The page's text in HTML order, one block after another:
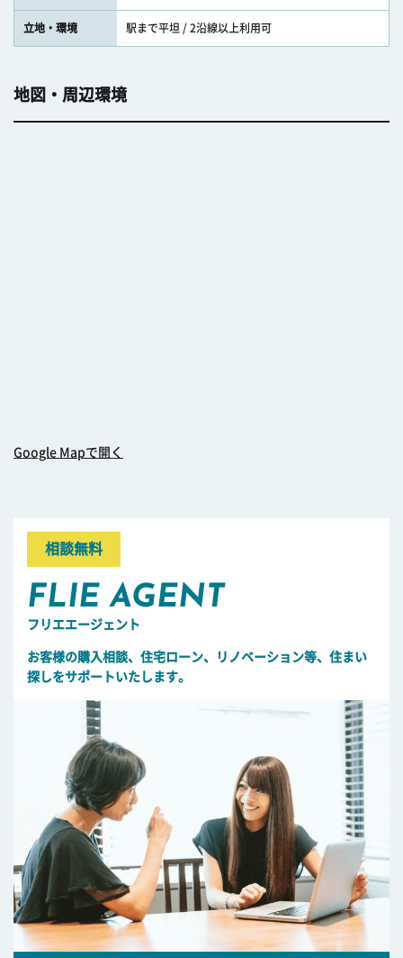
立地・環境 駅まで平坦 / 2沿線以上利用可
地図・周辺環境
Google Mapで開く
相談無料
FLIE AGENT
フリエエージェント
お客様の購入相談、住宅ローン、リノベーション等、住まい
探しをサポートいたします。